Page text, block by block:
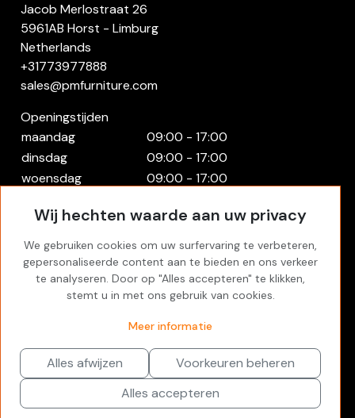
Jacob Merlostraat 26
5961AB Horst - Limburg
Netherlands
+31773977888
sales@pmfurniture.com
Openingstijden
maandag
09:00 - 17:00
dinsdag
09:00 - 17:00
woensdag
09:00 - 17:00
vrijdag
09:00 - 17:00
zaterdag
Gesloten
zondag
Gesloten
Rekening
Inloggen
p&m furniture
Wij hechten waarde aan uw privacy
We gebruiken cookies om uw surfervaring te verbeteren,
gepersonaliseerde content aan te bieden en ons verkeer
te analyseren. Door op "Alles accepteren" te klikken,
stemt u in met ons gebruik van cookies.
Meer informatie
Alles afwijzen
Voorkeuren beheren
Alles accepteren